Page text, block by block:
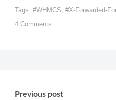
Tags: WHMCS
X-Forwarded-
4 Comments
Previous post